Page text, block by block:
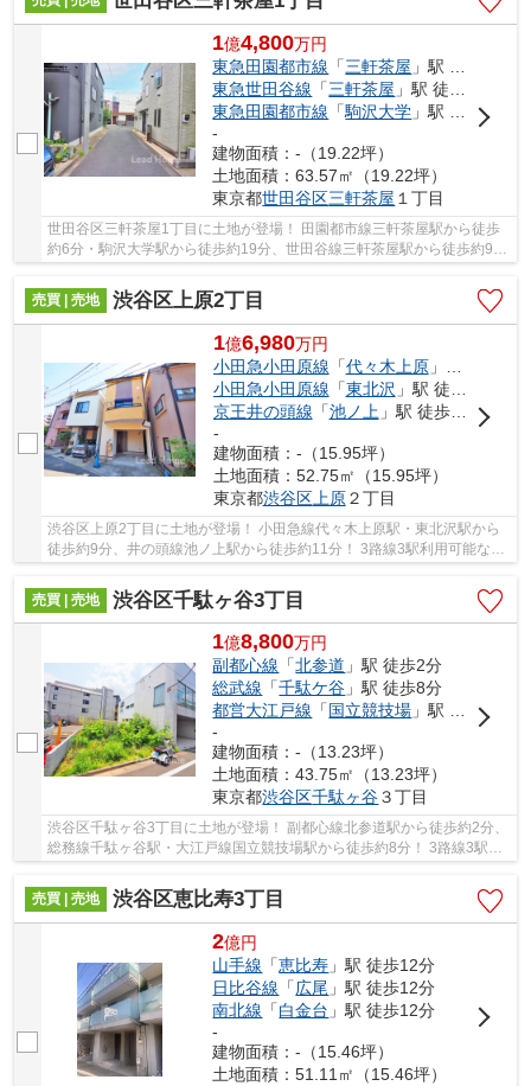
1億4,800万円
東急田園都市線 「三軒茶屋 」駅 徒歩6分
東急世田谷線 「三軒茶屋 」駅 徒歩9分
東急田園都市線 「駒沢大学 」駅 徒歩19分
-
建物面積：-（19.22坪）
土地面積：63.57㎡（19.22坪）
東京都世田谷区三軒茶屋 １丁目
世田谷区三軒茶屋1丁目に土地が登場！ 田園都市線三軒茶屋駅から徒歩
約6分・駒沢大学駅から徒歩約19分、世田谷線三軒茶屋駅から徒歩約9
分！ 2路線3駅利用可能な大変便利な立地に位置し...
売買 | 売地
渋谷区上原2丁目
1億6,980万円
小田急小田原線 「代々木上原」駅 徒歩9分
小田急小田原線 「東北沢 」駅 徒歩9分
京王井の頭線 「池ノ上 」駅 徒歩11分
-
建物面積：-（15.95坪）
土地面積：52.75㎡（15.95坪）
東京都渋谷区上原２丁目
渋谷区上原2丁目に土地が登場！ 小田急線代々木上原駅・東北沢駅から
徒歩約9分、井の頭線池ノ上駅から徒歩約11分！ 3路線3駅利用可能な大
変便利な立地に位置した物件です。 駅徒歩約9...
売買 | 売地
渋谷区千駄ヶ谷3丁目
1億8,800万円
副都心線 「北参道 」駅 徒歩2分
総武線 「千駄ケ谷 」駅 徒歩8分
都営大江戸線 「国立競技場 」駅 徒歩8分
-
建物面積：-（13.23坪）
土地面積：43.75㎡（13.23坪）
東京都渋谷区千駄ヶ谷３丁目
渋谷区千駄ヶ谷3丁目に土地が登場！ 副都心線北参道駅から徒歩約2分、
総務線千駄ヶ谷駅・大江戸線国立競技場駅から徒歩約8分！ 3路線3駅利
売買 | 売地
渋谷区恵比寿3丁目
2億円
山手線 「恵比寿 」駅 徒歩12分
日比谷線 「広尾 」駅 徒歩12分
南北線 「白金台 」駅 徒歩12分
-
建物面積：-（15.46坪）
土地面積：51.11㎡（15.46坪）